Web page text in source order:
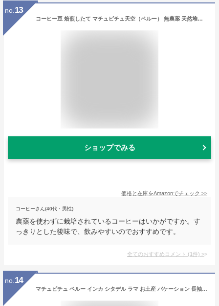
no. 13
コーヒー豆 焙煎したて マチュピチュ天空（ペルー） 無農薬 天然堆肥栽培 銀河コーヒー (350g 豆のまま)
ショップでみる
価格と在庫をAmazonでチェック >>
コーヒーさん(40代・男性)
農薬を使わずに栽培されているコーヒーはいかがですか。す
っきりとした後味で、飲みやすいのでおすすめです。
全てのおすすめコメント (1件) >
no. 14
マチュピチュ ペルー インカ シタデル ラマ お土産 バケーション 長袖Tシャツ